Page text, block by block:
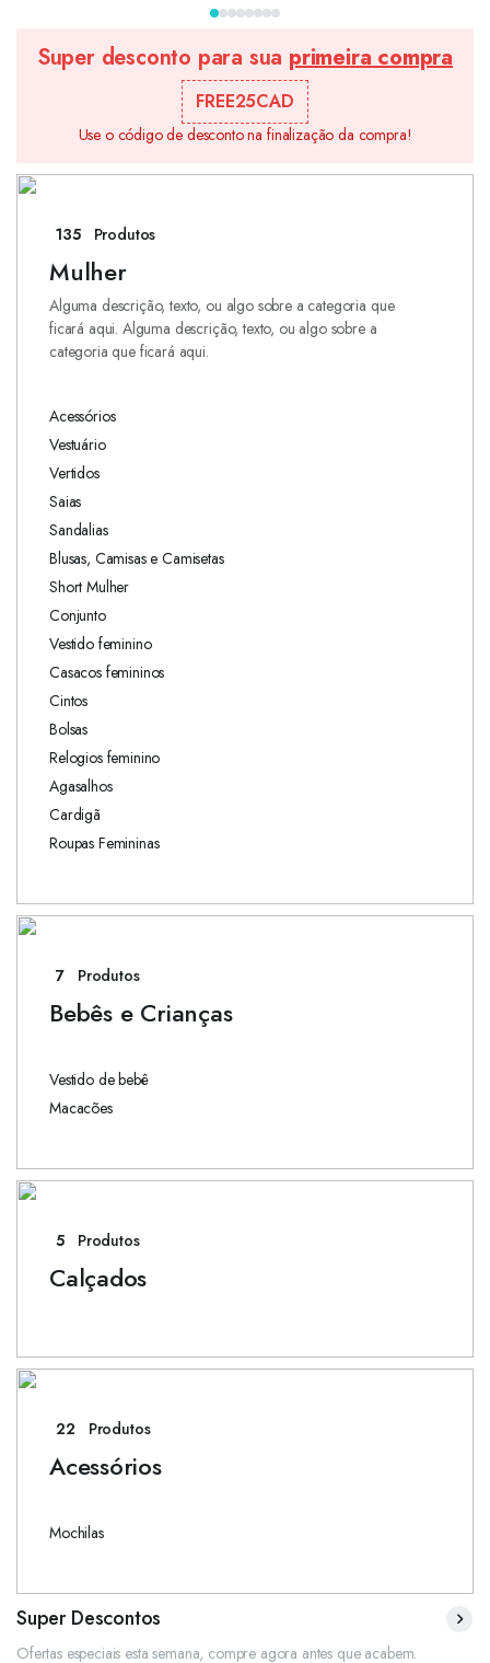
Super desconto para sua primeira compra
FREE25CAD
Use o código de desconto na finalização da compra!
135 Produtos
Mulher
Alguma descrição, texto, ou algo sobre a categoria que
ficará aqui. Alguma descrição, texto, ou algo sobre a
categoria que ficará aqui.
Acessórios
Vestuário
Vertidos
Saias
Sandalias
Blusas, Camisas e Camisetas
Short Mulher
Conjunto
Vestido feminino
Casacos femininos
Cintos
Bolsas
Relogios feminino
Agasalhos
Cardigã
Roupas Femininas
7 Produtos
Bebês e Crianças
Vestido de bebê
Macacões
5 Produtos
Calçados
22 Produtos
Acessórios
Mochilas
Super Descontos
Ofertas especiais esta semana, compre agora antes que acabem.